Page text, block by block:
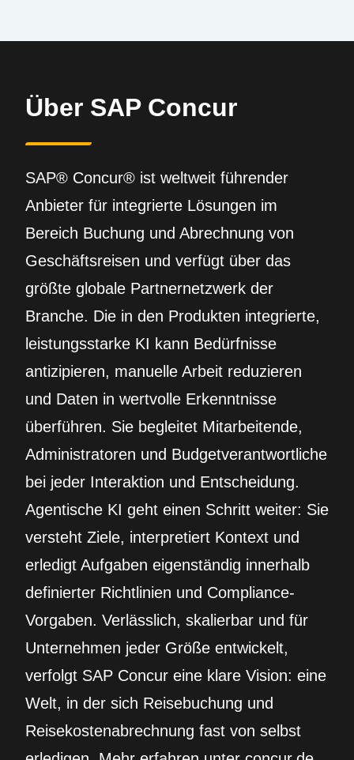
Über SAP Concur
SAP® Concur® ist weltweit führender
Anbieter für integrierte Lösungen im
Bereich Buchung und Abrechnung von
Geschäftsreisen und verfügt über das
größte globale Partnernetzwerk der
Branche. Die in den Produkten integrierte,
leistungsstarke KI kann Bedürfnisse
antizipieren, manuelle Arbeit reduzieren
und Daten in wertvolle Erkenntnisse
überführen. Sie begleitet Mitarbeitende,
Administratoren und Budgetverantwortliche
bei jeder Interaktion und Entscheidung.
Agentische KI geht einen Schritt weiter: Sie
versteht Ziele, interpretiert Kontext und
erledigt Aufgaben eigenständig innerhalb
definierter Richtlinien und Compliance-
Vorgaben. Verlässlich, skalierbar und für
Unternehmen jeder Größe entwickelt,
verfolgt SAP Concur eine klare Vision: eine
Welt, in der sich Reisebuchung und
Reisekostenabrechnung fast von selbst